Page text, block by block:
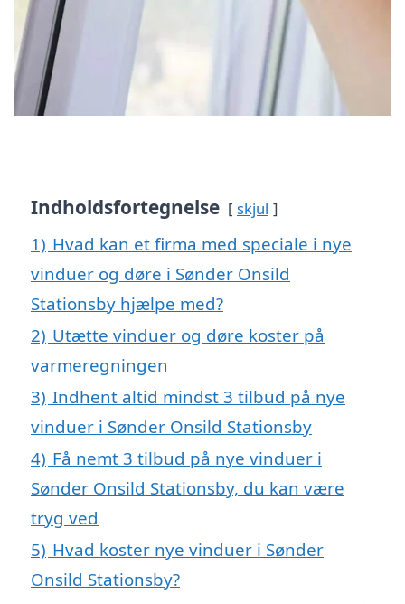
Indholdsfortegnelse skjul
1) Hvad kan et firma med speciale i nye
vinduer og døre i Sønder Onsild
Stationsby hjælpe med?
2) Utætte vinduer og døre koster på
varmeregningen
3) Indhent altid mindst 3 tilbud på nye
vinduer i Sønder Onsild Stationsby
4) Få nemt 3 tilbud på nye vinduer i
Sønder Onsild Stationsby, du kan være
tryg ved
5) Hvad koster nye vinduer i Sønder
Onsild Stationsby?